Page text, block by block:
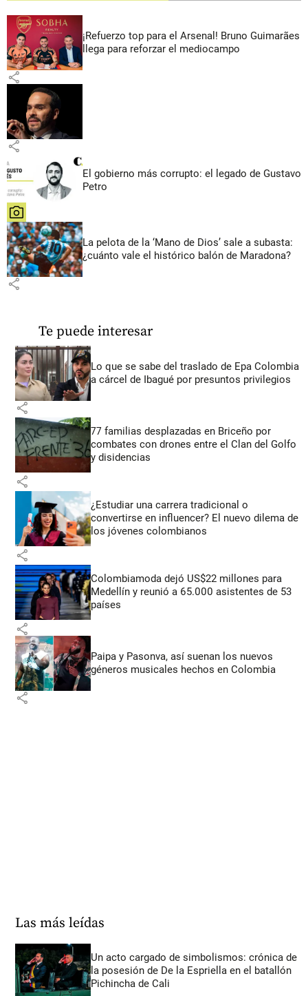
¡Refuerzo top para el Arsenal! Bruno Guimarães
llega para reforzar el mediocampo
share
share
El gobierno más corrupto: el legado de Gustavo
Petro
share
La pelota de la ‘Mano de Dios’ sale a subasta:
¿cuánto vale el histórico balón de Maradona?
share
Te puede interesar
Lo que se sabe del traslado de Epa Colombia
a cárcel de Ibagué por presuntos privilegios
share
77 familias desplazadas en Briceño por
combates con drones entre el Clan del Golfo
y disidencias
share
¿Estudiar una carrera tradicional o
convertirse en influencer? El nuevo dilema de
los jóvenes colombianos
share
Colombiamoda dejó US$22 millones para
Medellín y reunió a 65.000 asistentes de 53
países
share
Paipa y Pasonva, así suenan los nuevos
géneros musicales hechos en Colombia
share
Las más leídas
Un acto cargado de simbolismos: crónica de
la posesión de De la Espriella en el batallón
Pichincha de Cali